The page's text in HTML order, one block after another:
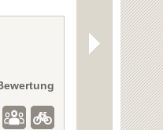
2100 Stetten
Bezirk:
INFOS